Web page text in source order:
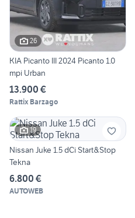
26
KIA Picanto III 2024 Picanto 1.0
mpi Urban
13.900 €
Rattix Barzago
19
Nissan Juke 1.5 dCi Start&Stop
Tekna
6.800 €
AUTOWEB